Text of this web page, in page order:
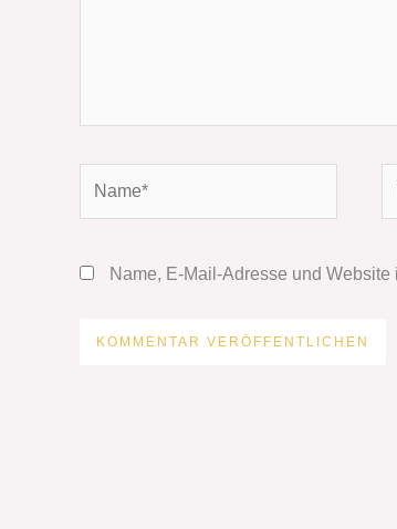
Name, E-Mail-Adresse und